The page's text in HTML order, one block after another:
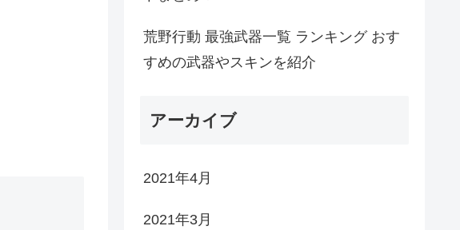
荒野行動 最強武器一覧 ランキング おす
すめの武器やスキンを紹介
アーカイブ
2021年4月
2021年3月